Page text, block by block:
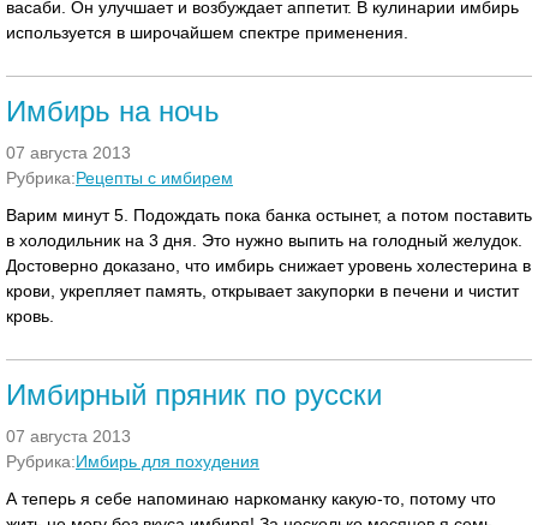
васаби. Он улучшает и возбуждает аппетит. В кулинарии имбирь
используется в широчайшем спектре применения.
Имбирь на ночь
07 августа 2013
Рубрика:Рецепты с имбирем
Варим минут 5. Подождать пока банка остынет, а потом поставить
в холодильник на 3 дня. Это нужно выпить на голодный желудок.
Достоверно доказано, что имбирь снижает уровень холестерина в
крови, укрепляет память, открывает закупорки в печени и чистит
кровь.
Имбирный пряник по русски
07 августа 2013
Рубрика:Имбирь для похудения
А теперь я себе напоминаю наркоманку какую-то, потому что